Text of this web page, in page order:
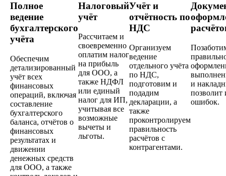
Полное
ведение
бухгалтерского
учёта
Обеспечим
детализированный
учёт всех
финансовых
операций, включая
составление
бухгалтерского
баланса, отчётов о
финансовых
результатах и
движении
денежных средств
для ООО, а также
Налоговый
учёт
Рассчитаем и
своевременно
оплатим налог
на прибыль
для ООО, а
также НДФЛ
или единый
налог для ИП,
учитывая все
возможные
вычеты и
льготы.
Учёт и
отчётность по
НДС
Организуем
ведение
отдельного учёта
по НДС,
подготовим и
подадим
декларации, а
также
проконтролируем
правильность
расчётов с
контрагентами.
и
позволит
ошибок.